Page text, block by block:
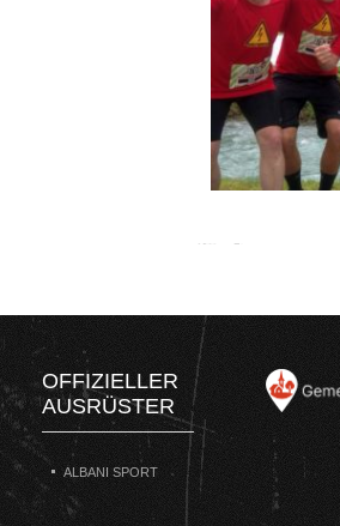
OFFIZIELLER
AUSRÜSTER
ALBANI SPORT